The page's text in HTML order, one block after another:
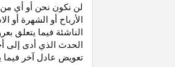
لن نكون نحن أو أي من
الأرباح أو الشهرة أو
الناشئة فيما يتعلق
الحدث الذي أدى إلى
تعويض عادل آخر فيما